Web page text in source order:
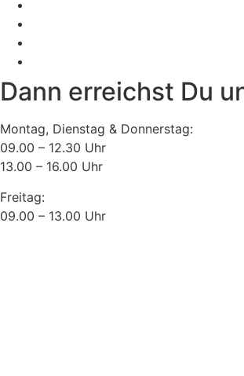
Dann erreichst Du
Montag, Dienstag & Donnerstag:
09.00 – 12.30 Uhr
13.00 – 16.00 Uhr
Freitag:
09.00 – 13.00 Uhr